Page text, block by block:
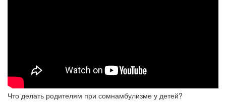
Что делать родителям при сомнамбулизме у детей?